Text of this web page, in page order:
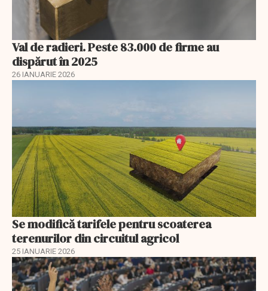
Val de radieri. Peste 83.000 de firme au
dispărut în 2025
26 IANUARIE 2026
Se modifică tarifele pentru scoaterea
terenurilor din circuitul agricol
25 IANUARIE 2026